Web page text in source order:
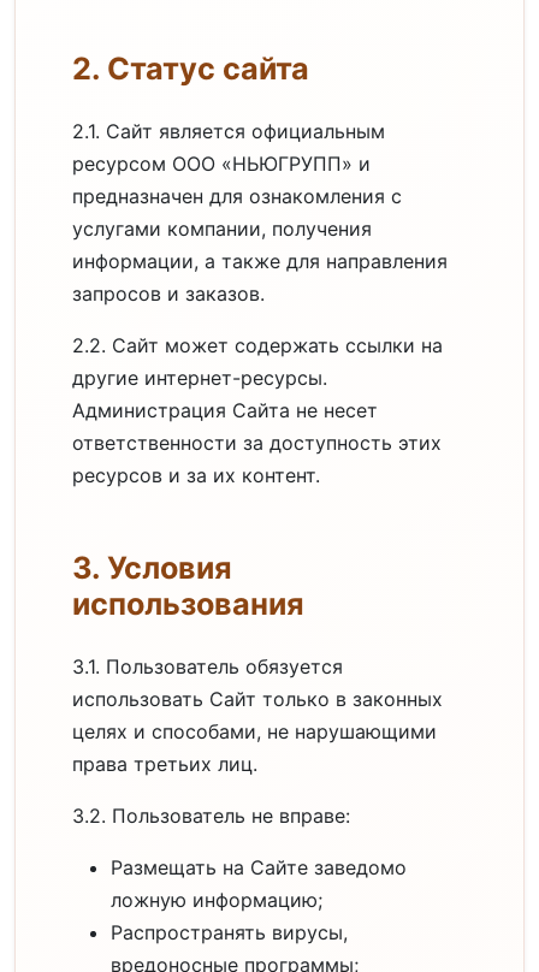
2. Статус сайта
2.1. Сайт является официальным
ресурсом ООО «НЬЮГРУПП» и
предназначен для ознакомления с
услугами компании, получения
информации, а также для направления
запросов и заказов.
2.2. Сайт может содержать ссылки на
другие интернет-ресурсы.
Администрация Сайта не несет
ответственности за доступность этих
ресурсов и за их контент.
3. Условия
использования
3.1. Пользователь обязуется
использовать Сайт только в законных
целях и способами, не нарушающими
права третьих лиц.
3.2. Пользователь не вправе:
Размещать на Сайте заведомо
ложную информацию;
Распространять вирусы,
вредоносные программы;